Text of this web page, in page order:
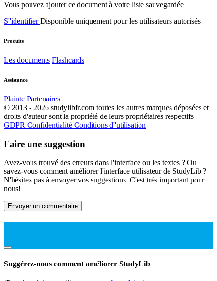
Vous pouvez ajouter ce document à votre liste sauvegardée
S''identifierDisponible uniquement pour les utilisateurs autorisés
Produits
Les documents Flashcards
Assistance
Plainte Partenaires
© 2013 - 2026 studylibfr.com toutes les autres marques déposées et
droits d'auteur sont la propriété de leurs propriétaires respectifs
GDPR Confidentialité Conditions d''utilisation
Faire une suggestion
Avez-vous trouvé des erreurs dans l'interface ou les textes ? Ou
savez-vous comment améliorer l'interface utilisateur de StudyLib ?
N'hésitez pas à envoyer vos suggestions. C'est très important pour
nous!
Envoyer un commentaire
Suggérez-nous comment améliorer StudyLib